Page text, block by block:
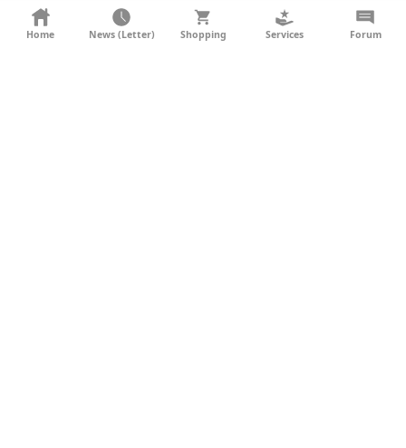
KONTAKT
Home News (Letter) Shopping Services Forum